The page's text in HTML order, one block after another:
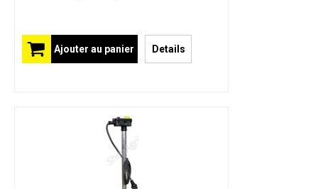
Ajouter au panier Details